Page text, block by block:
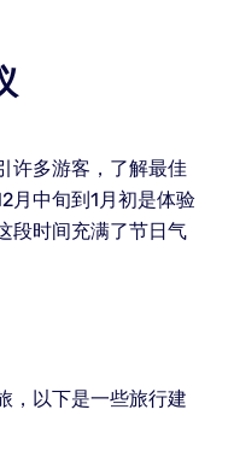
许多游客，了解最佳
月中旬到1月初是体验
段时间充满了节日气
，以下是一些旅行建